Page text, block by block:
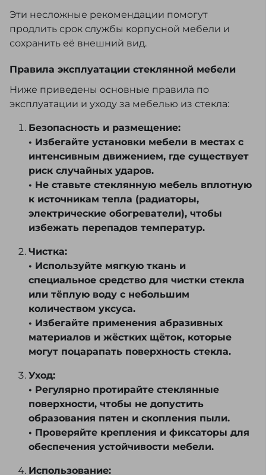
Эти несложные рекомендации помогут
продлить срок службы корпусной мебели и
сохранить её внешний вид.
Правила эксплуатации стеклянной мебели
Ниже приведены основные правила по
эксплуатации и уходу за мебелью из стекла:
Безопасность и размещение:
• Избегайте установки мебели в местах с
интенсивным движением, где существует
риск случайных ударов.
• Не ставьте стеклянную мебель вплотную
к источникам тепла (радиаторы,
электрические обогреватели), чтобы
избежать перепадов температур.
Чистка:
• Используйте мягкую ткань и
специальное средство для чистки стекла
или тёплую воду с небольшим
количеством уксуса.
• Избегайте применения абразивных
материалов и жёстких щёток, которые
могут поцарапать поверхность стекла.
Уход:
• Регулярно протирайте стеклянные
поверхности, чтобы не допустить
образования пятен и скопления пыли.
• Проверяйте крепления и фиксаторы для
обеспечения устойчивости мебели.
Использование: